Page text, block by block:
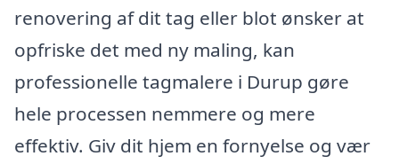
renovering af dit tag eller blot ønsker at
opfriske det med ny maling, kan
professionelle tagmalere i Durup gøre
hele processen nemmere og mere
effektiv. Giv dit hjem en fornyelse og vær